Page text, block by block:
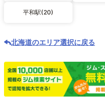
平和駅(20)
北海道のエリア選択に戻る